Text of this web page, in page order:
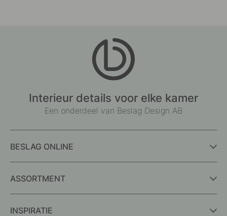
Interieur details voor elke kamer
Een onderdeel van Beslag Design AB
BESLAG ONLINE
ASSORTMENT
INSPIRATIE